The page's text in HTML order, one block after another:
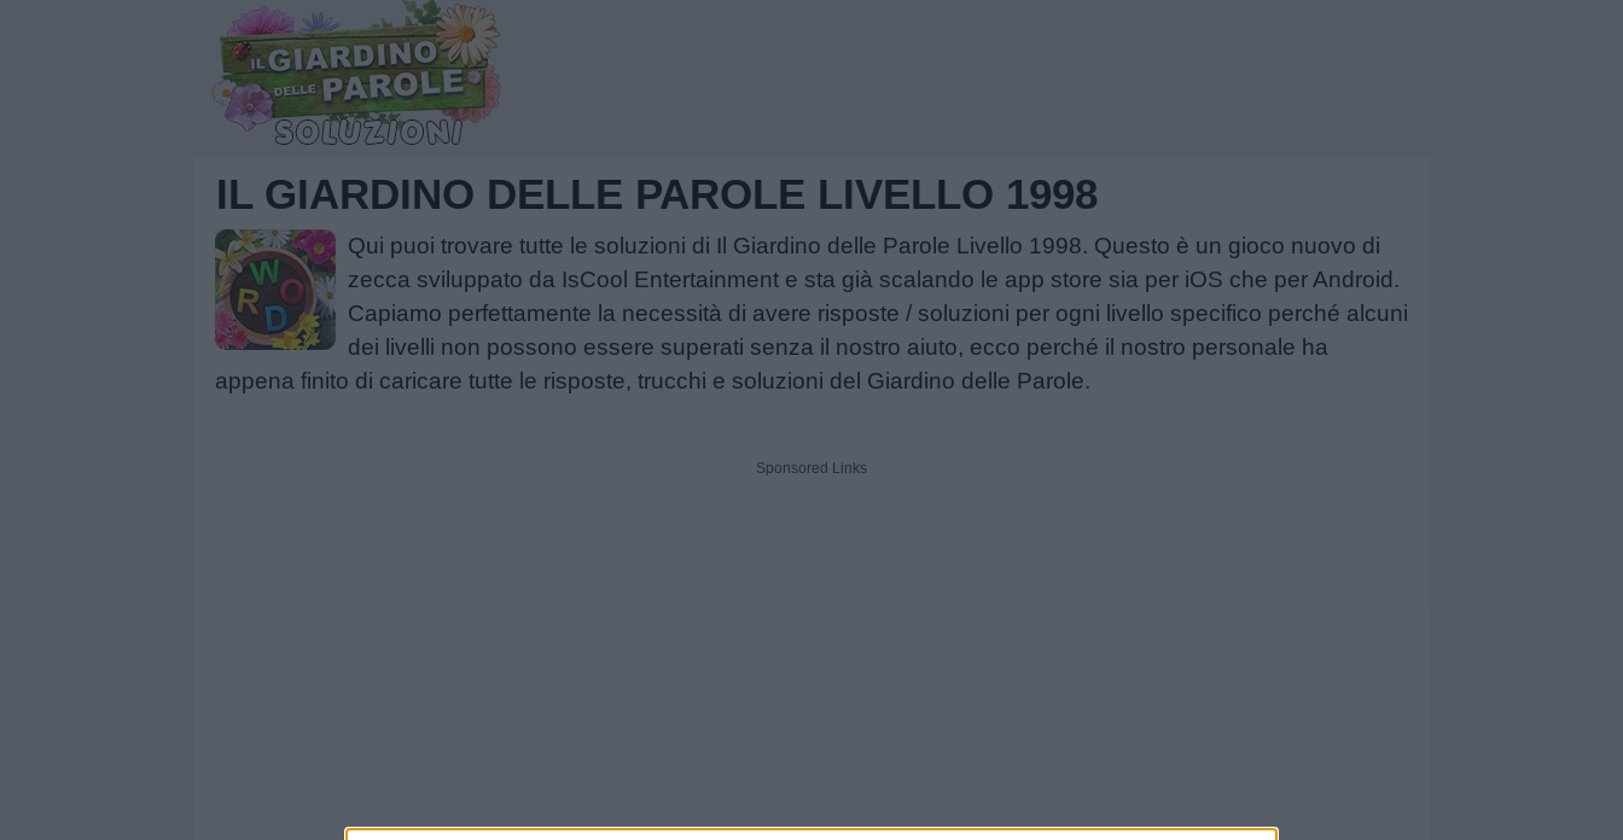
IL GIARDINO DELLE PAROLE LIVELLO 1998
Qui puoi trovare tutte le soluzioni di Il Giardino delle Parole Livello 1998. Questo è un gioco nuovo di
zecca sviluppato da IsCool Entertainment e sta già scalando le app store sia per iOS che per Android.
Capiamo perfettamente la necessità di avere risposte / soluzioni per ogni livello specifico perché alcuni
dei livelli non possono essere superati senza il nostro aiuto, ecco perché il nostro personale ha
appena finito di caricare tutte le risposte, trucchi e soluzioni del Giardino delle Parole.
Sponsored Links